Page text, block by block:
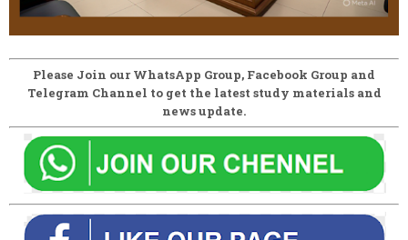
Please Join our WhatsApp Group, Facebook Group and
Telegram Channel to get the latest study materials and
news update.